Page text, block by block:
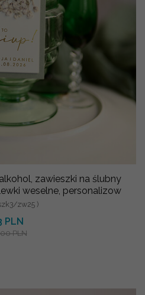
zawieszki na ślubny
weselne, personalizow
zw25 )
PLN
PLN